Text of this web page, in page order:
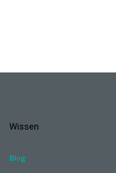
Wissen
Blog